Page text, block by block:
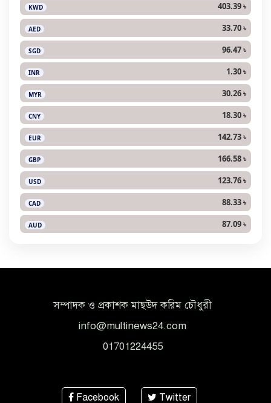
KWD 403.39 ৳
AED 33.70 ৳
SGD 96.47 ৳
INR 1.30 ৳
MYR 30.26 ৳
CNY 18.30 ৳
EUR 142.73 ৳
GBP 166.58 ৳
USD 123.76 ৳
CAD 88.33 ৳
AUD 87.09 ৳
সম্পাদক ও প্রকাশক মাছউদ করিম চৌধুরী
info@multinews24.com
01701224455
Facebook Twitter